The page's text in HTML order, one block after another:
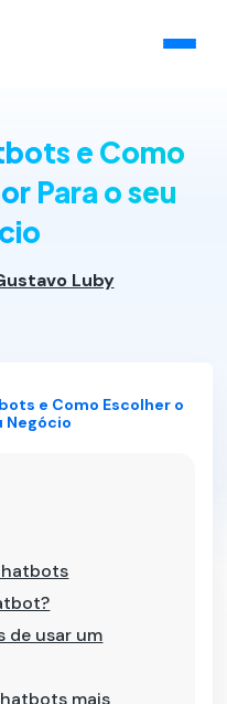
e Como
Para o seu
Luby
e Como Escolher o
Negócio
de usar um
mais